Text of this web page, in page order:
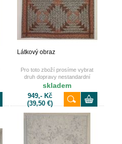
Látkový obraz
Pro toto zboží prosíme vybrat
druh dopravy nestandardní
zásilka nebo osobní odběr.
Děkujeme.
skladem
949,- Kč
(39,50 €)